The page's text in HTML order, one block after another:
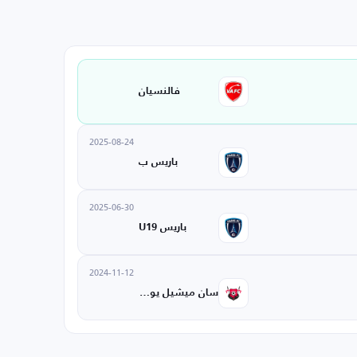
فالنسيان
2025-08-24
باريس ب
2025-06-30
باريس U19
2024-11-12
سان ميشيل يونايتد